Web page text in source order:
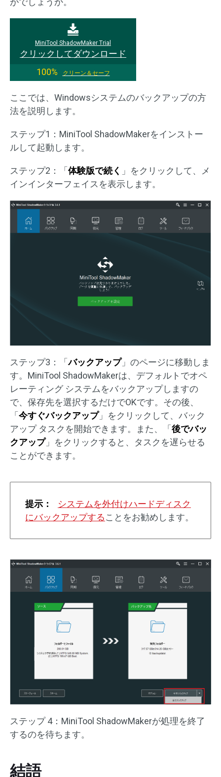
MiniTool ShadowMaker Trial
クリックしてダウンロード
100%
クリーン＆セーフ
ここでは、Windowsシステムのバックアップの方
法を説明します。
ステップ1：MiniTool ShadowMakerをインストー
ルして起動します。
ステップ2：「 体験版で続く 」をクリックして、メ
インインターフェイスを表示します。
ステップ3：「バックアップ」のページに移動しま
す。MiniTool ShadowMakerは、デフォルトでオペ
レーティング システムをバックアップしますの
で、保存先を選択するだけでOKです。その後、
「今すぐバックアップ」をクリックして、バック
アップ タスクを開始できます。また、「後でバッ
クアップ」をクリックすると、タスクを遅らせる
ことができます。
提示：
システムを外付けハードディスク
にバックアップすることをお勧めします。
ステップ 4：MiniTool ShadowMakerが処理を終了
するのを待ちます。
結語